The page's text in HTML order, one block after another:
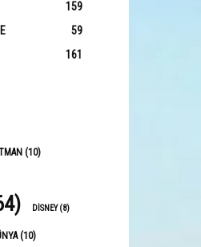
159
59
161
(10)
DISNEY(8)
(10)